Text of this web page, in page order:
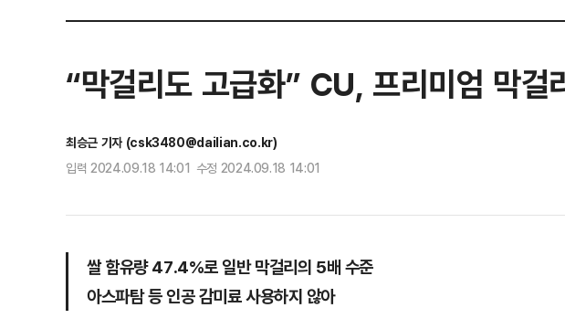
“막걸리도 고급화” CU, 프리미엄 막걸
최승근 기자 (csk3480@dailian.co.kr)
입력 2024.09.18 14:01 수정 2024.09.18 14:01
쌀 함유량 47.4%로 일반 막걸리의 5배 수준
아스파탐 등 인공 감미료 사용하지 않아